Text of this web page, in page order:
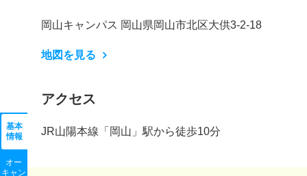
基本
情報
オー
キャン
岡山キャンパス 岡山県岡山市北区大供3-2-18
地図を見る
アクセス
JR山陽本線「岡山」駅から徒歩10分